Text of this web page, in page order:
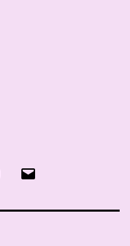
Instagram